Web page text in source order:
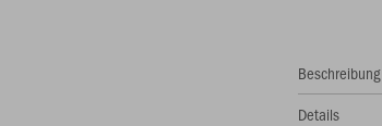
Beschreibung
Details